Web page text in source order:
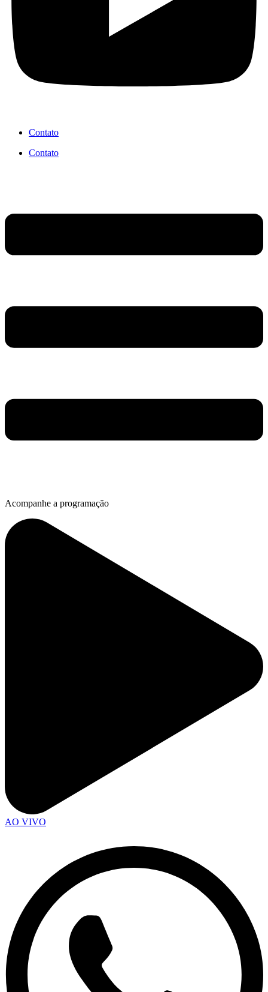
Contato
Contato
Acompanhe a programação
AO VIVO